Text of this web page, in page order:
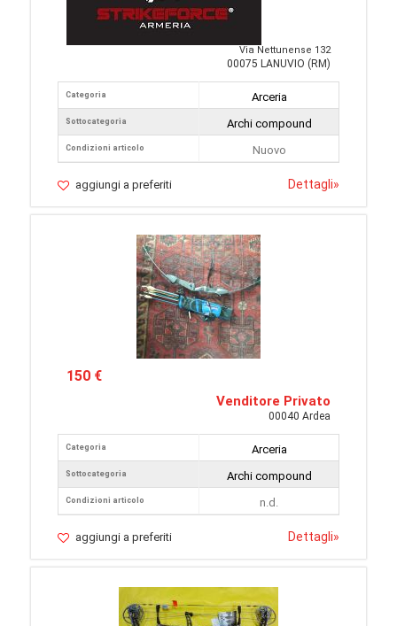
Via Nettunense 132
00075 LANUVIO (RM)
Categoria
Sottocategoria
Condizioni articolo
Arceria
Archi compound
Nuovo
aggiungi a preferiti Dettagli»
150 €
Venditore Privato
00040 Ardea
Categoria
Sottocategoria
Condizioni articolo
Arceria
Archi compound
n.d.
aggiungi a preferiti Dettagli»